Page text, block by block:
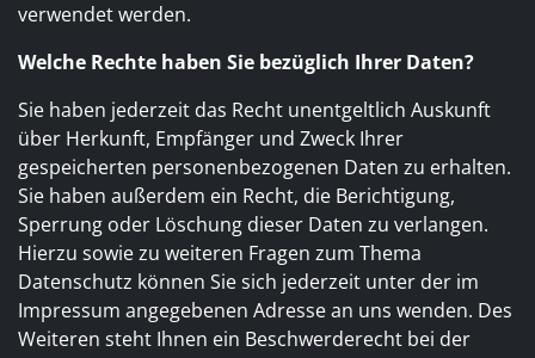
verwendet werden.
Welche Rechte haben Sie bezüglich Ihrer Daten?
Sie haben jederzeit das Recht unentgeltlich Auskunft
über Herkunft, Empfänger und Zweck Ihrer
gespeicherten personenbezogenen Daten zu erhalten.
Sie haben außerdem ein Recht, die Berichtigung,
Sperrung oder Löschung dieser Daten zu verlangen.
Hierzu sowie zu weiteren Fragen zum Thema
Datenschutz können Sie sich jederzeit unter der im
Impressum angegebenen Adresse an uns wenden. Des
Weiteren steht Ihnen ein Beschwerderecht bei der